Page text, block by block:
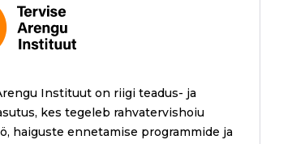
Instituut on riigi teadus- ja
kes tegeleb rahvatervishoiu
haiguste ennetamise programmide ja